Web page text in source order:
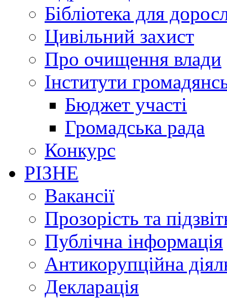
Бібліотека для
Цивільний захист
Про очищення влади
Інститути
Бюджет участі
Громадська рада
Конкурс
РІЗНЕ
Вакансії
Прозорість та
Публічна інформація
Антикорупційна
Декларація